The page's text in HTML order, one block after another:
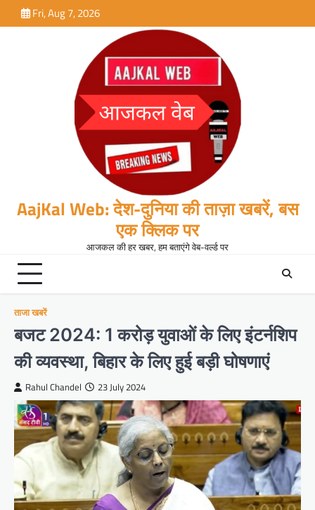
to
Fri, Aug 7, 2026
AajKal Web: देश-दुनिया की ताज़ा खबरें, बस
एक क्लिक पर
आजकल की हर खबर, हम बताएंगे वेब-वर्ल्ड पर
ताजा खबरें
बजट 2024: 1 करोड़ युवाओं के लिए इंटर्नशिप
की व्यवस्था, बिहार के लिए हुई बड़ी घोषणाएं
Rahul Chandel 23 July 2024